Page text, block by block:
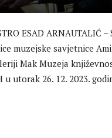
ESAD ARNAUTALIĆ –
muzejske savjetnice
Mak Muzeja
utorak 26. 12. 2023.